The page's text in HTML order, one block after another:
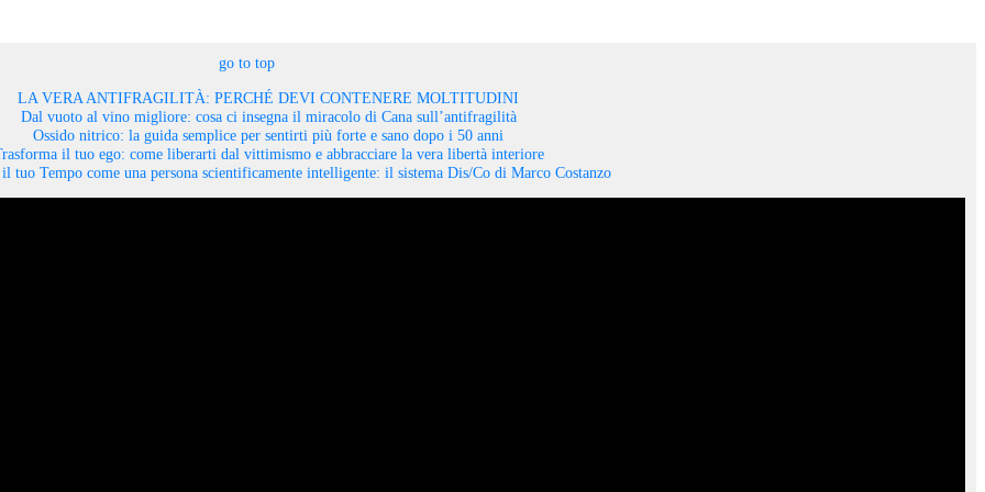
go to top
LA VERA ANTIFRAGILITÀ: PERCHÉ DEVI CONTENERE MOLTITUDINI
Dal vuoto al vino migliore: cosa ci insegna il miracolo di Cana sull’antifragilità
Ossido nitrico: la guida semplice per sentirti più forte e sano dopo i 50 anni
il tuo ego: come liberarti dal vittimismo e abbracciare la vera libertà interiore
il tuo Tempo come una persona scientificamente intelligente: il sistema Dis/Co di Marco Costanzo